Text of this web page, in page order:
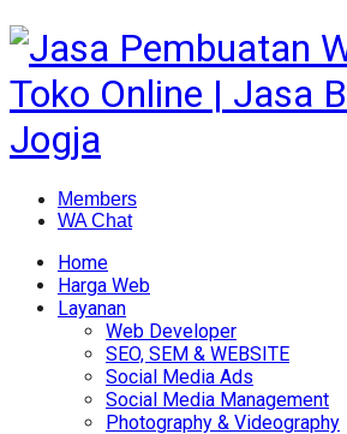
Members
WA Chat
Home
Harga Web
Layanan
Web Developer
SEO, SEM & WEBSITE
Social Media Ads
Social Media Management
Photography & Videography